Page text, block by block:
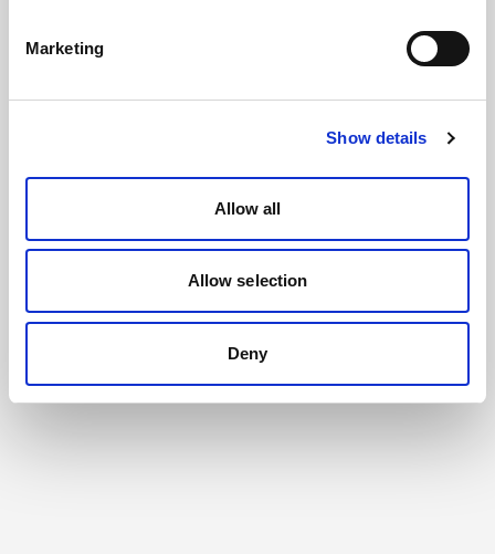
Marketing
Show details
Allow all
Allow selection
Deny